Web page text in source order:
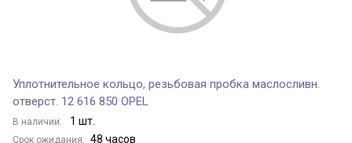
Уплотнительное кольцо, резьбовая пробка маслосливн.
отверст. 12 616 850 OPEL
В наличии: 1 шт.
Срок ожидания: 48 часов